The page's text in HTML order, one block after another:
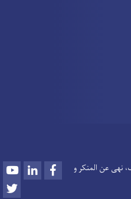
نهی عن المنکر و YoutubeLinkedInFacebook